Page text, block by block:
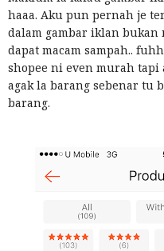
haaa. Aku pun pernah je
dalam gambar iklan
dapat macam sampah..
shopee ni even murah
agak la barang sebenar tu
barang.